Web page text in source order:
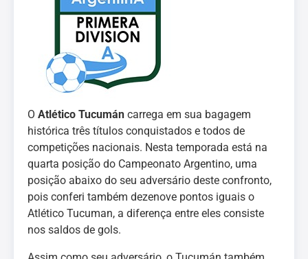
O Atlético Tucumán carrega em sua bagagem
histórica três títulos conquistados e todos de
competições nacionais. Nesta temporada está na
quarta posição do Campeonato Argentino, uma
posição abaixo do seu adversário deste confronto,
pois conferi também dezenove pontos iguais o
Atlético Tucuman, a diferença entre eles consiste
nos saldos de gols.